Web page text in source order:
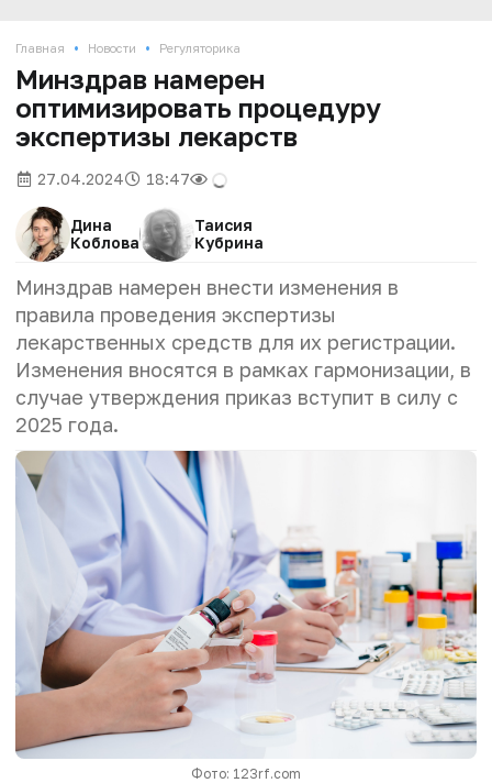
Главная • Новости • Регуляторика
Минздрав намерен
оптимизировать процедуру
экспертизы лекарств
27.04.2024 18:47
Дина
Коблова
Таисия
Кубрина
Минздрав намерен внести изменения в
правила проведения экспертизы
лекарственных средств для их регистрации.
Изменения вносятся в рамках гармонизации, в
случае утверждения приказ вступит в силу с
2025 года.
Фото: 123rf.com